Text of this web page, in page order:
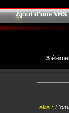
Ajout d'une VHS
3
aka :